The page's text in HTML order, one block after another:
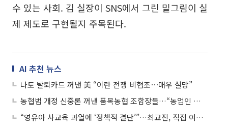
수 있는 사회. 김 실장이 SNS에서 그린 밑그림이 실
제 제도로 구현될지 주목된다.
AI 추천 뉴스
나토 탈퇴카드 꺼낸 美 “이란 전쟁 비협조⋯매우 실망”
농협법 개정 신중론 꺼낸 품목농협 조합장들…“농업인 의견수렴 먼저”
“영유아 사교육 과열에 ‘정책적 결단’”…최교진, 직접 여론전